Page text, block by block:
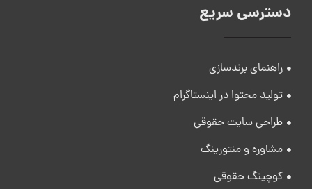
دسترسی سریع
راهنمای برندسازی
تولید محتوا در اینستاگرام
طراحی سایت حقوقی
مشاوره و منتورینگ
کوچینگ حقوقی